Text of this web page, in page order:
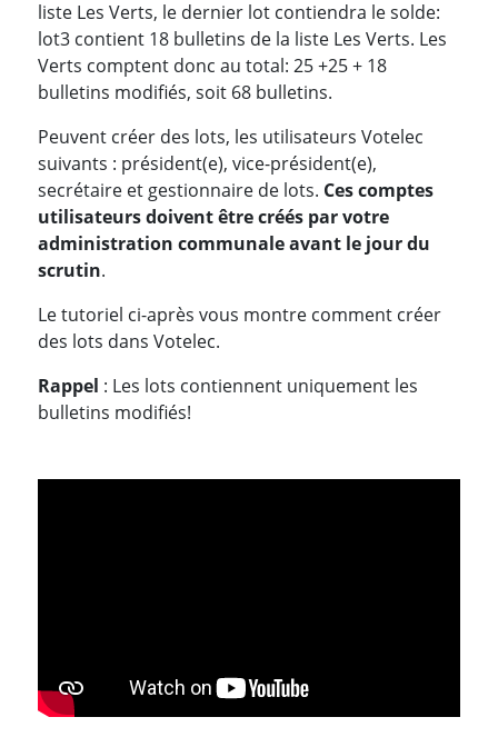
liste Les Verts, le dernier lot contiendra le solde:
lot3 contient 18 bulletins de la liste Les Verts. Les
Verts comptent donc au total: 25 +25 + 18
bulletins modifiés, soit 68 bulletins.
Peuvent créer des lots, les utilisateurs Votelec
suivants : président(e), vice-président(e),
secrétaire et gestionnaire de lots. Ces comptes
utilisateurs doivent être créés par votre
administration communale avant le jour du
scrutin.
Le tutoriel ci-après vous montre comment créer
des lots dans Votelec.
Rappel : Les lots contiennent uniquement les
bulletins modifiés!